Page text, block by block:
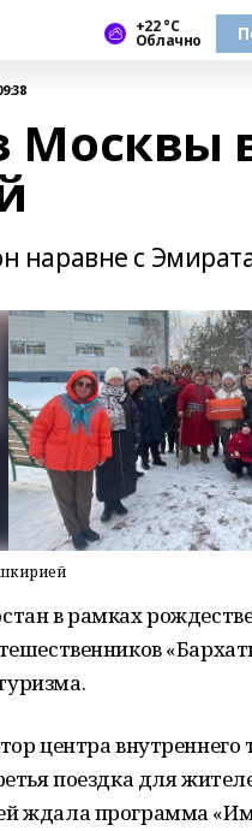
+22 °С
Облачно
Москвы
наравне с
в рамках
центра
поездка для
ждала программа